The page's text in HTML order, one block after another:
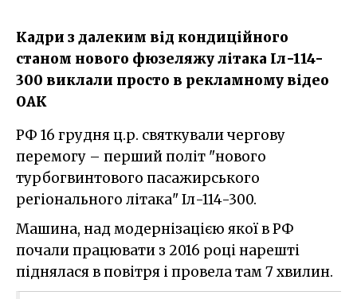
Кадри з далеким від кондиційного
станом нового фюзеляжу літака Іл-114-
300 виклали просто в рекламному відео
ОАК
РФ 16 грудня ц.р. святкували чергову
перемогу – перший політ "нового
турбогвинтового пасажирського
регіонального літака" Іл-114-300.
Машина, над модернізацією якої в РФ
почали працювати з 2016 році нарешті
піднялася в повітря і провела там 7 хвилин.